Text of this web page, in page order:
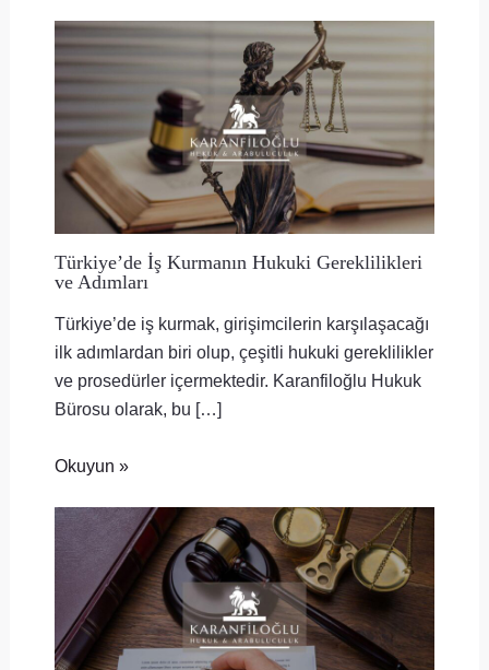
Türkiye’de İş Kurmanın Hukuki Gereklilikleri
ve Adımları
Türkiye’de iş kurmak, girişimcilerin karşılaşacağı
ilk adımlardan biri olup, çeşitli hukuki gereklilikler
ve prosedürler içermektedir. Karanfiloğlu Hukuk
Bürosu olarak, bu […]
Okuyun »